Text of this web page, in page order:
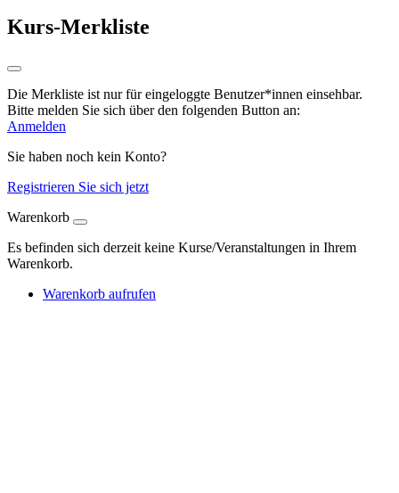
Kurs-Merkliste
Die Merkliste ist nur für eingeloggte Benutzer*innen einsehbar.
Bitte melden Sie sich über den folgenden Button an:
Anmelden
Sie haben noch kein Konto?
Registrieren Sie sich jetzt
Warenkorb
Es befinden sich derzeit keine Kurse/Veranstaltungen in Ihrem
Warenkorb.
Warenkorb aufrufen